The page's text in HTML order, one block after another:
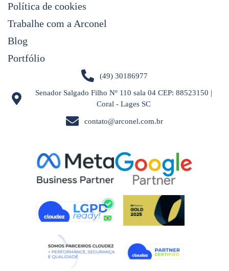
Política de cookies
Trabalhe com a Arconel
Blog
Portfólio
(49) 30186977
Senador Salgado Filho Nº 110 sala 04 CEP: 88523150 |
Coral - Lages SC
contato@arconel.com.br